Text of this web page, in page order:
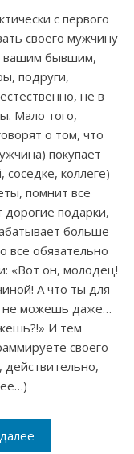
с первого
своего мужчину
вашим бывшим,
подруги,
не в
Мало того,
о том, что
покупает
коллеге)
помнит все
подарки,
больше
все обязательно
«Вот он, молодец!
А что ты для
не можешь даже…
И тем
своего
действительно,